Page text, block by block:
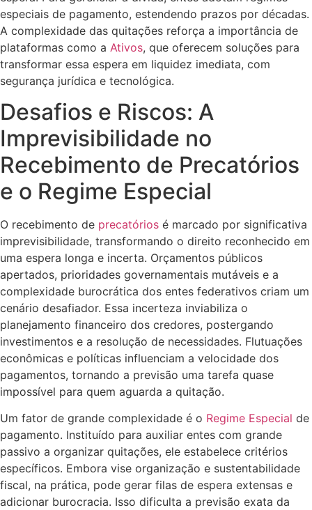
especiais de pagamento, estendendo prazos por décadas.
A complexidade das quitações reforça a importância de
plataformas como a Ativos, que oferecem soluções para
transformar essa espera em liquidez imediata, com
segurança jurídica e tecnológica.
Desafios e Riscos: A
Imprevisibilidade no
Recebimento de Precatórios
e o Regime Especial
O recebimento de precatórios é marcado por significativa
imprevisibilidade, transformando o direito reconhecido em
uma espera longa e incerta. Orçamentos públicos
apertados, prioridades governamentais mutáveis e a
complexidade burocrática dos entes federativos criam um
cenário desafiador. Essa incerteza inviabiliza o
planejamento financeiro dos credores, postergando
investimentos e a resolução de necessidades. Flutuações
econômicas e políticas influenciam a velocidade dos
pagamentos, tornando a previsão uma tarefa quase
impossível para quem aguarda a quitação.
Um fator de grande complexidade é o Regime Especial de
pagamento. Instituído para auxiliar entes com grande
passivo a organizar quitações, ele estabelece critérios
específicos. Embora vise organização e sustentabilidade
fiscal, na prática, pode gerar filas de espera extensas e
adicionar burocracia. Isso dificulta a previsão exata da